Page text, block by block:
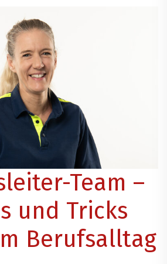
Team –
und Tricks
Berufsalltag